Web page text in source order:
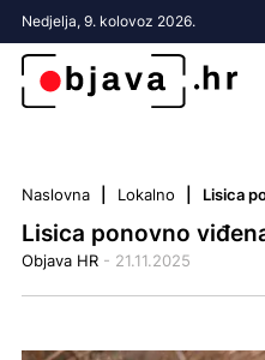
Nedjelja, 9. kolovoz 2026.
Naslovna Lokalno Lisica
Lisica ponovno
Objava HR - 21.11.2025